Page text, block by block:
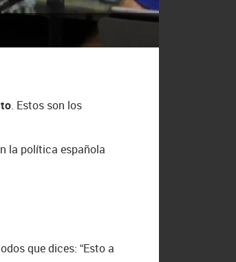
. Estos son los
la política española
que dices: “Esto a